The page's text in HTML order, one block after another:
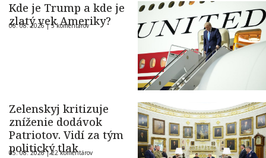
Kde je Trump a kde je
zlatý vek Ameriky?
06. 08. 2026 |5 komentárov
Zelenskyj kritizuje
zníženie dodávok
Patriotov. Vidí za tým
politický tlak
05. 08. 2026 |22 komentárov